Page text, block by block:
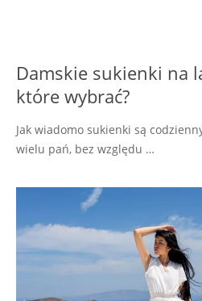
Damskie sukienki na
które wybrać?
Jak wiadomo sukienki są
wielu pań, bez względu …